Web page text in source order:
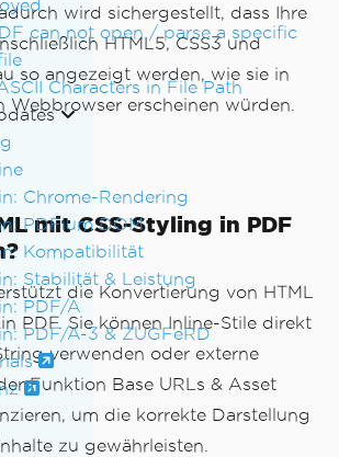
can not open / parse a specific
Characters in File Path
Chrome-Rendering
PDFium DOM
Kompatibilität
Stabilität & Leistung
PDF/A
PDF/A-3 & ZUGFeRD
wird sichergestellt, dass Ihre
HTML5, CSS3 und
so angezeigt werden, wie sie in
Webbrowser erscheinen würden.
mit CSS-Styling in PDF
die Konvertierung von HTML
PDF. Sie können Inline-Stile direkt
verwenden oder externe
Funktion Base URLs & Asset
um die korrekte Darstellung
zu gewährleisten.